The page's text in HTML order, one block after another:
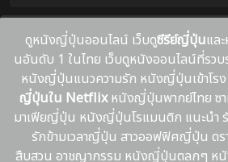
ดูหนังญี่ปุ่นออนไลน์ เว็บดูซีรีย์ญี่ปุ่นแล
นอันดับ 1 ในไทย เว็บดูหนังออนไลน์ที่รว
หนังญี่ปุ่นแนวความรัก หนังญี่ปุ่นเข้าโร
ญี่ปุ่นใน Netflixหนังญี่ปุ่นพากย์ไทย ซา
มาเฟียญี่ปุ่น หนังญี่ปุ่นโรแมนติก แนะนํา
รักข้ามเวลาญี่ปุ่น สาวออฟฟิศญี่ปุ่น ด
สืบสวน อาชญากรรม หนังญี่ปุ่นตลกๆ ห